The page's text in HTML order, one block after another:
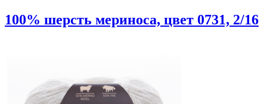
100% шерсть мериноса, цвет 0731, 2/16